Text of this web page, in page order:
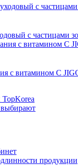
с частицами
с витамином С
продукции